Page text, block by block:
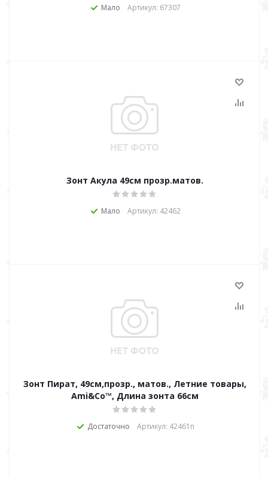
Мало Артикул: 67307
Зонт Акула 49см прозр.матов.
Мало Артикул: 42462
Зонт Пират, 49см,прозр., матов., Летние товары,
Ami&Co™, Длина зонта 66см
Достаточно Артикул: 42461п